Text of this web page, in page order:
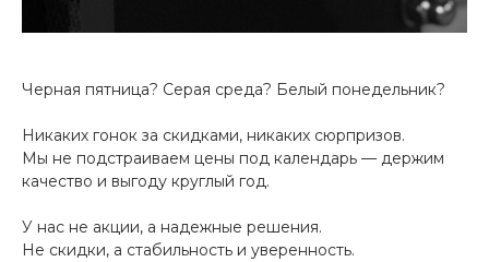
Черная пятница? Серая среда? Белый понедельник?
Никаких гонок за скидками, никаких сюрпризов.
Мы не подстраиваем цены под календарь — держим
качество и выгоду круглый год.
У нас не акции, а надежные решения.
Не скидки, а стабильность и уверенность.